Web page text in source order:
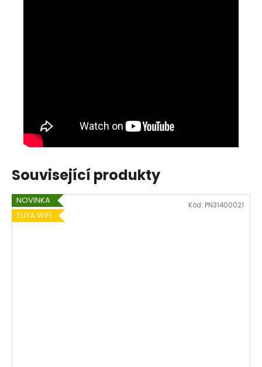
Související produkty
NOVINKA
TUYA WIFI
Kód: PN31400021